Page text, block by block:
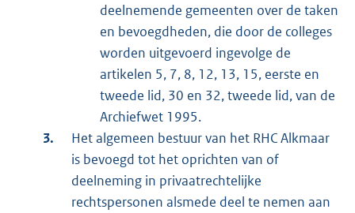
deelnemende gemeenten over de taken
en bevoegdheden, die door de colleges
worden uitgevoerd ingevolge de
artikelen 5, 7, 8, 12, 13, 15, eerste en
tweede lid, 30 en 32, tweede lid, van de
Archiefwet 1995.
Het algemeen bestuur van het RHC Alkmaar
is bevoegd tot het oprichten van of
deelneming in privaatrechtelijke
rechtspersonen alsmede deel te nemen aan